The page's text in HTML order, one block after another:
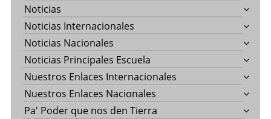
Noticias
Noticias Internacionales
Noticias Nacionales
Noticias Principales Escuela
Nuestros Enlaces Internacionales
Nuestros Enlaces Nacionales
Pa' Poder que nos den Tierra